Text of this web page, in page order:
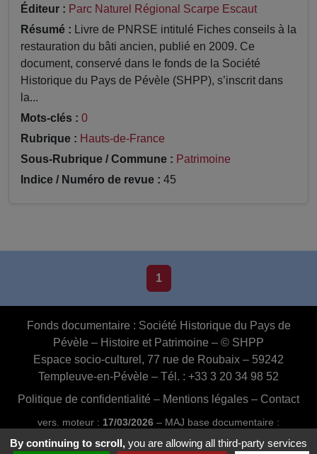
Éditeur : Parc Naturel Régional Scarpe Escaut
Résumé : Livre de PNRSE intitulé Fiches conseils à la
restauration du bâti ancien, publié en 2009. Ce
document, conservé dans le fonds de la Société
Historique du Pays de Pévèle (SHPP), s’inscrit dans
la...
Mots-clés : 0
Rubrique : Hauts-de-France
Sous-Rubrique / Commune : Patrimoine
Indice / Numéro de revue : 45
1
Fonds documentaire : Société Historique du Pays de
Pévèle – Histoire et Patrimoine – © SHPP
Espace socio-culturel, 77 rue de Roubaix – 59242
Templeuve-en-Pévèle – Tél. : +33 3 20 34 98 52
Politique de confidentialité – Mentions légales – Contact
vers. moteur : 17/03/2026 – MAJ base documentaire :
03/07/2026 16:46:24
By continuing to scroll, you are allowing all third-party services